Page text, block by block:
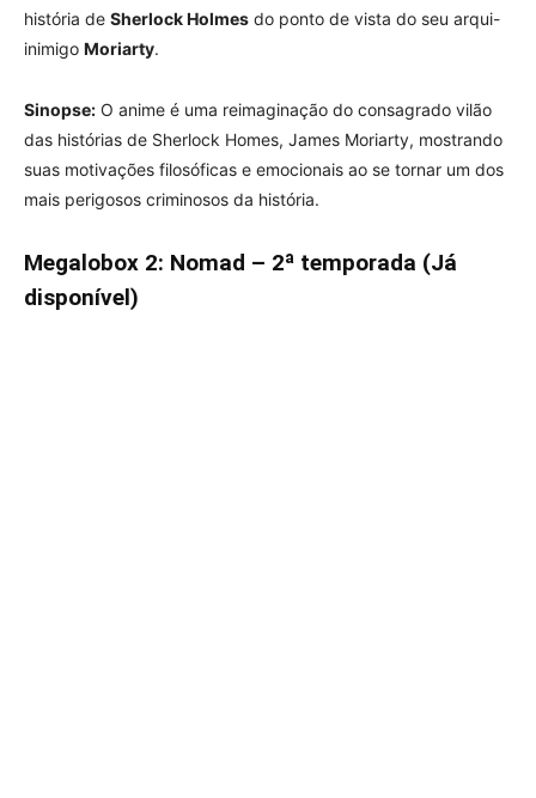
história de Sherlock Holmes do ponto de vista do seu arqui-
inimigo Moriarty.
Sinopse: O anime é uma reimaginação do consagrado vilão
das histórias de Sherlock Homes, James Moriarty, mostrando
suas motivações filosóficas e emocionais ao se tornar um dos
mais perigosos criminosos da história.
Megalobox 2: Nomad – 2ª temporada (Já
disponível)